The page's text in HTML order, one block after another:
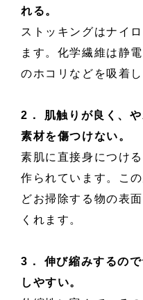
れる。
ストッキングはナイ
ます。化学繊維は静
のホコリなどを吸着
2． 肌触りが良く 、
素材を傷つけない。
素肌に直接身につけ
作られています。こ
どお掃除する物の表
くれます。
3． 伸び縮みするの
しやすい。